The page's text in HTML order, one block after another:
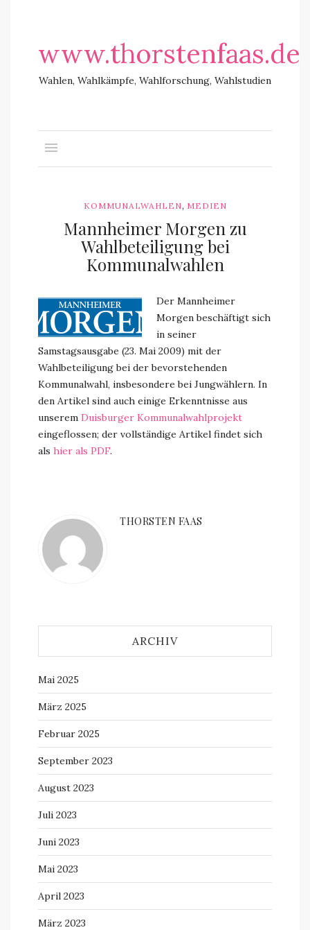
www.thorstenfaas.de
Wahlen, Wahlkämpfe, Wahlforschung, Wahlstudien
KOMMUNALWAHLEN, MEDIEN
Mannheimer Morgen zu
Wahlbeteiligung bei
Kommunalwahlen
Der Mannheimer
Morgen beschäftigt sich
in seiner
Samstagsausgabe (23. Mai 2009) mit der
Wahlbeteiligung bei der bevorstehenden
Kommunalwahl, insbesondere bei Jungwählern. In
den Artikel sind auch einige Erkenntnisse aus
unserem Duisburger Kommunalwahlprojekt
eingeflossen; der vollständige Artikel findet sich
als hier als PDF.
THORSTEN FAAS
ARCHIV
Mai 2025
März 2025
Februar 2025
September 2023
August 2023
Juli 2023
Juni 2023
Mai 2023
April 2023
März 2023